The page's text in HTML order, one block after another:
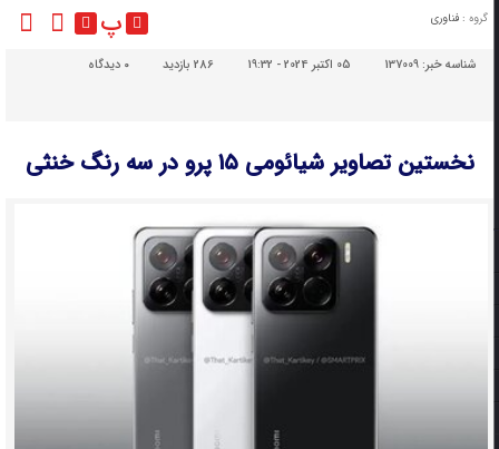
گروه : فناوری پ
شناسه خبر:137009 05 اکتبر 2024 - 19:32 286 بازدید دیدگاه
نخستین تصاویر شیائومی ۱۵ پرو در سه رنگ خنثی